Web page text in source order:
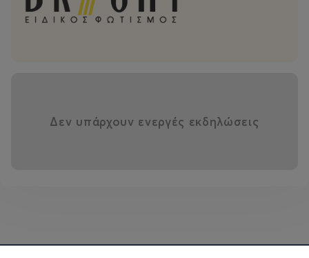
ώστε να μη νιώθουμε πως
κοντινό στο να ήμασταν αληθινά
παρόντες στην γιορτή. Ένιωσα
Δεν υπάρχουν ενεργές εκδηλώσεις